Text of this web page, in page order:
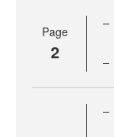
Page
2